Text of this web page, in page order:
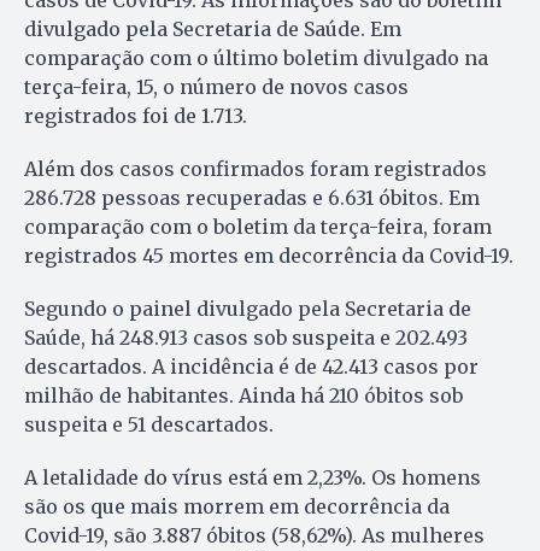
divulgado pela Secretaria de Saúde. Em
comparação com o último boletim divulgado na
terça-feira, 15, o número de novos casos
registrados foi de 1.713.
Além dos casos confirmados foram registrados
286.728 pessoas recuperadas e 6.631 óbitos. Em
comparação com o boletim da terça-feira, foram
registrados 45 mortes em decorrência da Covid-19.
Segundo o painel divulgado pela Secretaria de
Saúde, há 248.913 casos sob suspeita e 202.493
descartados. A incidência é de 42.413 casos por
milhão de habitantes. Ainda há 210 óbitos sob
suspeita e 51 descartados.
A letalidade do vírus está em 2,23%. Os homens
são os que mais morrem em decorrência da
Covid-19, são 3.887 óbitos (58,62%). As mulheres